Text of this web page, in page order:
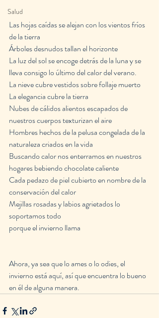
Salud
Las hojas caídas se alejan con los vientos fríos
de la tierra
Árboles desnudos tallan el horizonte
La luz del sol se encoge detrás de la luna y se
lleva consigo lo último del calor del verano.
La nieve cubre vestidos sobre follaje muerto
La elegancia cubre la tierra
Nubes de cálidos alientos escapados de
nuestros cuerpos texturizan el aire
Hombres hechos de la pelusa congelada de la
naturaleza criados en la vida
Buscando calor nos enterramos en nuestros
hogares bebiendo chocolate caliente
Cada pedazo de piel cubierto en nombre de la
conservación del calor
Mejillas rosadas y labios agrietados lo
soportamos todo
porque el invierno llama
Ahora, ya sea que lo ames o lo odies, el
invierno está aquí, así que encuentra lo bueno
en él de alguna manera.